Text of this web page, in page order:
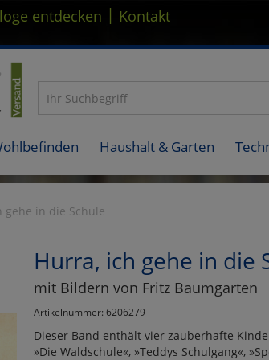
entdecken | Kontakt
Haushalt & Garten
gehe in die Schule
Hurra, ich gehe in die
mit Bildern von Fritz Baumgarten
Artikelnummer: 6206279
Dieser Band enthält vier zauberhafte
»Die Waldschule«, »Teddys Schulgang«,